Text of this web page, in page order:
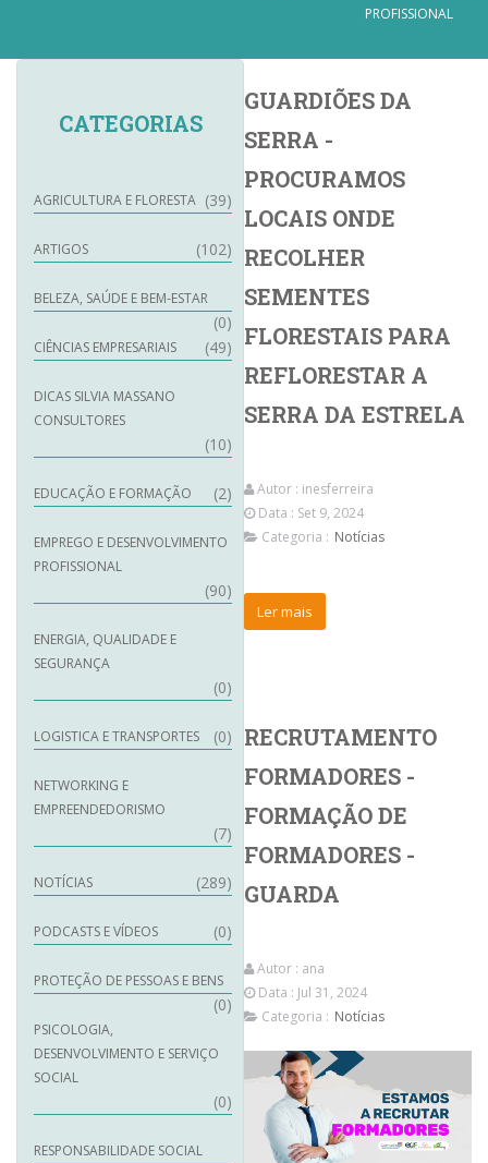
PROFISSIONAL
CATEGORIAS
AGRICULTURA E FLORESTA (39)
ARTIGOS (102)
BELEZA, SAÚDE E BEM-ESTAR
(0)
CIÊNCIAS EMPRESARIAIS (49)
DICAS SILVIA MASSANO
CONSULTORES
(10)
EDUCAÇÃO E FORMAÇÃO (2)
EMPREGO E DESENVOLVIMENTO
PROFISSIONAL
(90)
ENERGIA, QUALIDADE E
SEGURANÇA
(0)
LOGISTICA E TRANSPORTES (0)
NETWORKING E
EMPREENDEDORISMO
(7)
NOTÍCIAS (289)
PODCASTS E VÍDEOS (0)
PROTEÇÃO DE PESSOAS E BENS
(0)
PSICOLOGIA,
DESENVOLVIMENTO E SERVIÇO
SOCIAL
(0)
RESPONSABILIDADE SOCIAL
GUARDIÕES DA
SERRA -
PROCURAMOS
LOCAIS ONDE
RECOLHER
SEMENTES
FLORESTAIS PARA
REFLORESTAR A
SERRA DA ESTRELA
Autor : inesferreira
Data : Set 9, 2024
Categoria : Notícias
Ler mais
RECRUTAMENTO
FORMADORES -
FORMAÇÃO DE
FORMADORES -
GUARDA
Autor : ana
Data : Jul 31, 2024
Categoria : Notícias